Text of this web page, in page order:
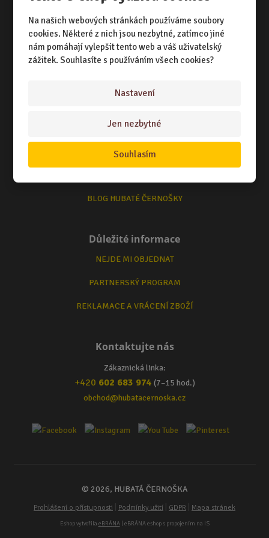
Na našich webových stránkách používáme soubory
cookies. Některé z nich jsou nezbytné, zatímco jiné
nám pomáhají vylepšit tento web a váš uživatelský
zážitek. Souhlasíte s používáním všech cookies?
Nastavení
Jen nezbytné
Souhlasím
NÁKUPNÍ RÁDCE
TERMÍNY ODESLÁNÍ ZBOŽÍ
ZPŮSOB DORUČENÍ
OBCHODNÍ PODMÍNKY
Zajímá Vás
O NÁS
BLOG HUBATÉ ČERNOŠKY
Důležité informace
NEJDE MI OBJEDNAT
PARTNERSKÝ PROGRAM
REKLAMACE A VRÁCENÍ ZBOŽÍ
Kontaktujte nás
Zákaznická linka:
+420 602 683 974 (7–15 hod.)
obchod@hubatacernoska.cz
© 2026, HUBATÁ ČERNOŠKA
Prohlášení o přístupnosti Podmínky užití GDPR Mapa stránek
Eshop vytvořila eBRÁNA| eBRÁNA eshop s propojením na IS